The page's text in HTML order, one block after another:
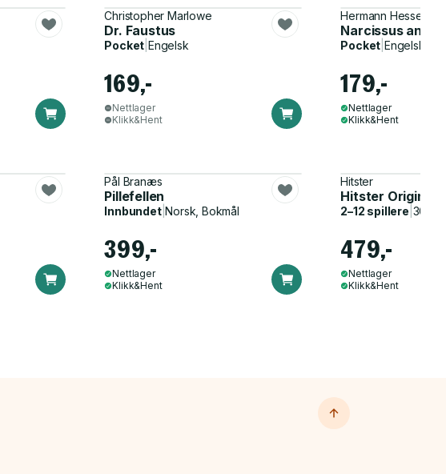
Christopher Marlowe
Dr. Faustus
Pocket Engelsk
169,-
Nettlager
Klikk&Hent
Hermann Hesse
Narcissus and
Pocket |Engelsk
179,-
Nettlager
Klikk&Hent
Pål Branæs
Pillefellen
Innbundet|Norsk, Bokmål
399,-
Nettlager
Klikk&Hent
Hitster
Hitster Original
2–12 spillere
479,-
Nettlager
Klikk&Hent